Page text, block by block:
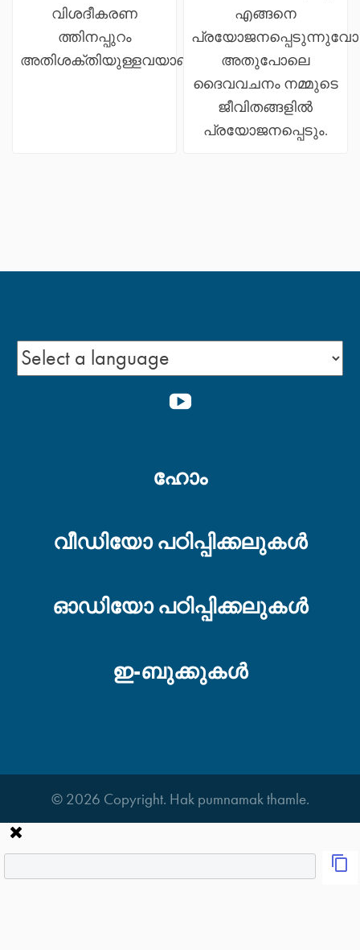
വിശദീകരണ
ത്തിനപ്പുറം
അതിശക്തിയുള്ളവയാണ്.
എങ്ങനെ
പ്രയോജനപ്പെടുന്നുവോ
അതുപോലെ
ദൈവവചനം നമ്മുടെ
ജീവിതങ്ങളിൽ
പ്രയോജനപ്പെടും.
ഹോം
വീഡിയോ പഠിപ്പിക്കലുകള്‍
ഓഡിയോ പഠിപ്പിക്കലുകള്‍
ഇ-ബുക്കുകള്‍
© 2026 Copyright. Hak pumnamak thamle.